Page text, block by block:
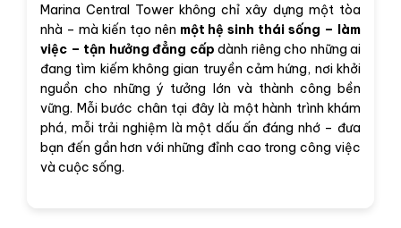
Marina Central Tower không chỉ xây dựng một tòa
nhà – mà kiến tạo nên một hệ sinh thái sống – làm
việc – tận hưởng đẳng cấp dành riêng cho những ai
đang tìm kiếm không gian truyền cảm hứng, nơi khởi
nguồn cho những ý tưởng lớn và thành công bền
vững. Mỗi bước chân tại đây là một hành trình khám
phá, mỗi trải nghiệm là một dấu ấn đáng nhớ – đưa
bạn đến gần hơn với những đỉnh cao trong công việc
và cuộc sống.